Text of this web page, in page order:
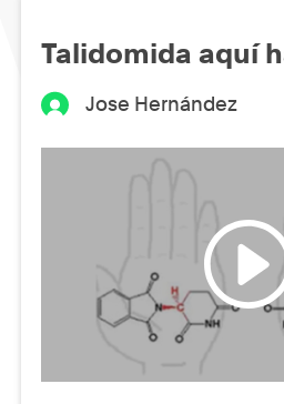
Talidomida aquí
Jose Hernández